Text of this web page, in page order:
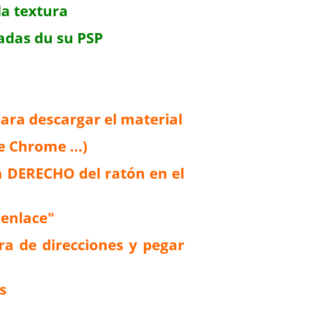
textura
du su PSP
descargar el material
Chrome ...)
del ratón en el
de direcciones y pegar